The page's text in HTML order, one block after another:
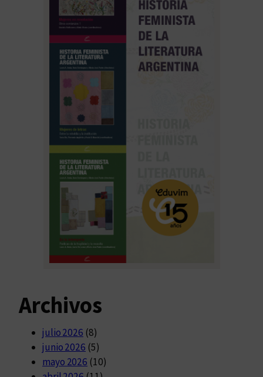
Archivos
julio 2026 (8)
junio 2026 (5)
mayo 2026 (10)